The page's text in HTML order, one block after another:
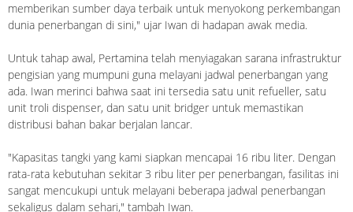
memberikan sumber daya terbaik untuk menyokong perkembangan
dunia penerbangan di sini," ujar Iwan di hadapan awak media.
Untuk tahap awal, Pertamina telah menyiagakan sarana infrastruktur
pengisian yang mumpuni guna melayani jadwal penerbangan yang
ada. Iwan merinci bahwa saat ini tersedia satu unit refueller, satu
unit troli dispenser, dan satu unit bridger untuk memastikan
distribusi bahan bakar berjalan lancar.
"Kapasitas tangki yang kami siapkan mencapai 16 ribu liter. Dengan
rata-rata kebutuhan sekitar 3 ribu liter per penerbangan, fasilitas ini
sangat mencukupi untuk melayani beberapa jadwal penerbangan
sekaligus dalam sehari," tambah Iwan.